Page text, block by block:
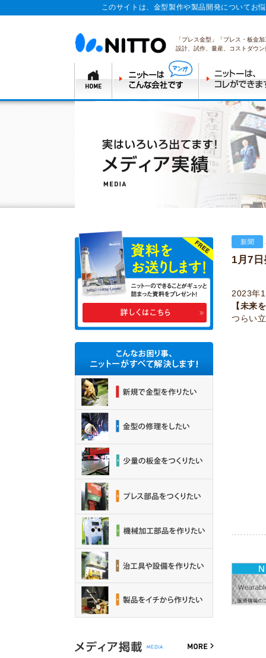
このサイトは、金型製作や製品開発についてお
「プレス金型」「プレス・板金
設計、試作、量産、コストダウ
新聞
1月7
2023年
【未来
つらい